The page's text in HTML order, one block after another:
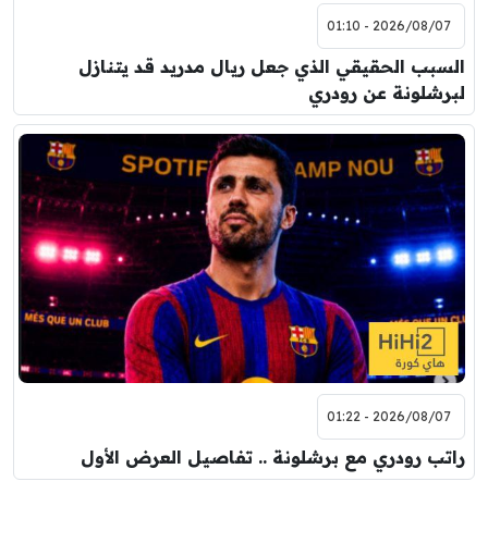
2026/08/07 - 01:10
السبب الحقيقي الذي جعل ريال مدريد قد يتنازل
لبرشلونة عن رودري
2026/08/07 - 01:22
راتب رودري مع برشلونة .. تفاصيل العرض الأول